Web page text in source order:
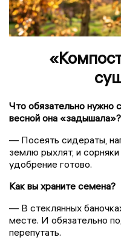
Что обязательно нужно
весной она «задышала»?
— Посеять сидераты,
землю рыхлят, и
удобрение готово.
Как вы храните семена?
— В стеклянных
месте. И обязательно
перепутать.